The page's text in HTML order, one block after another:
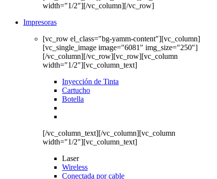
width="1/2"][/vc_column][/vc_row]
Impresoras
[vc_row el_class="bg-yamm-content"][vc_column]
[vc_single_image image="6081" img_size="250"]
[/vc_column][/vc_row][vc_row][vc_column
width="1/2"][vc_column_text]
Inyección de Tinta
Cartucho
Botella
[/vc_column_text][/vc_column][vc_column
width="1/2"][vc_column_text]
Laser
Wireless
Conectada por cable